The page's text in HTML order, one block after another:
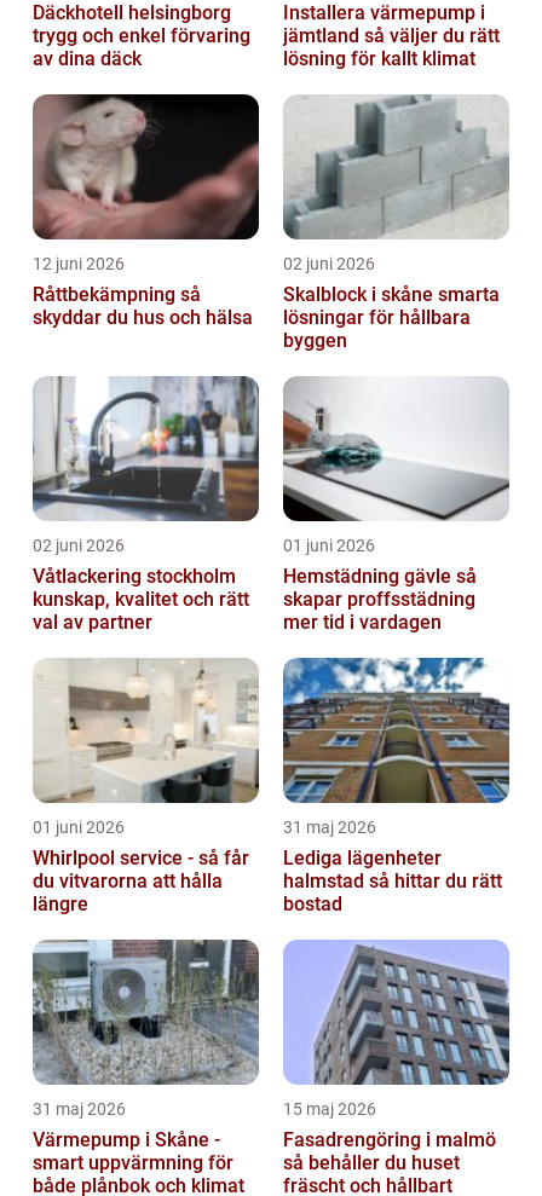
Däckhotell helsingborg
trygg och enkel förvaring
av dina däck
Installera värmepump i
jämtland så väljer du rätt
lösning för kallt klimat
12 juni 2026
Råttbekämpning så
skyddar du hus och hälsa
02 juni 2026
Skalblock i skåne smarta
lösningar för hållbara
byggen
02 juni 2026
Våtlackering stockholm
kunskap, kvalitet och rätt
val av partner
01 juni 2026
Hemstädning gävle så
skapar proffsstädning
mer tid i vardagen
01 juni 2026
Whirlpool service - så får
du vitvarorna att hålla
längre
31 maj 2026
Lediga lägenheter
halmstad så hittar du rätt
bostad
31 maj 2026
Värmepump i Skåne -
smart uppvärmning för
både plånbok och klimat
15 maj 2026
Fasadrengöring i malmö
så behåller du huset
fräscht och hållbart